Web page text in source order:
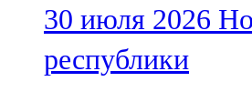
30 июля 2026
республики